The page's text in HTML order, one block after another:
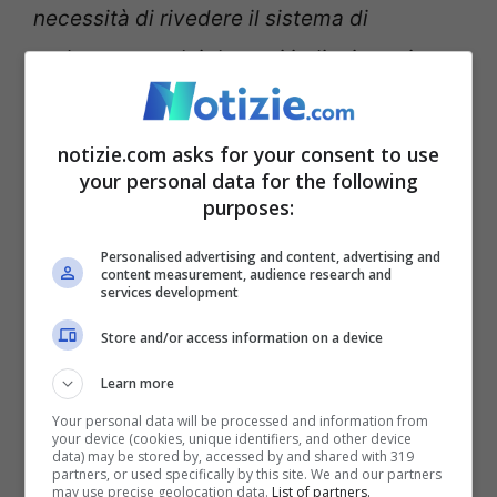
necessità di rivedere il sistema di
reclutamento dei docenti italiani previsto
da un’intesa fra la Commissione e il
della riforma Pnrr che creano un’oggettiva
discriminazione a danno dei docenti
precari. E non tengono conto dei numeri
del precariato che sono cresciuti negli
scorsi anni. Attendiamo quindi fiduciosi
che la parificazione dei diritti possa essere
estesa ora anche alle forme di
reclutamento“.
notizie.com asks for your consent to use
your personal data for the following
purposes:
Personalised advertising and content, advertising and
content measurement, audience research and
services development
Store and/or access information on a device
Learn more
Your personal data will be processed and information from
your device (cookies, unique identifiers, and other device
data) may be stored by, accessed by and shared with 319
partners, or used specifically by this site. We and our partners
may use precise geolocation data. List of partners.